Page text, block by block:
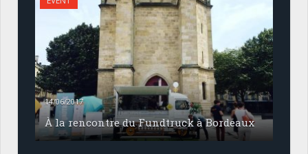
14/06/2017
À la rencontre du Fundtruck à Bordeaux